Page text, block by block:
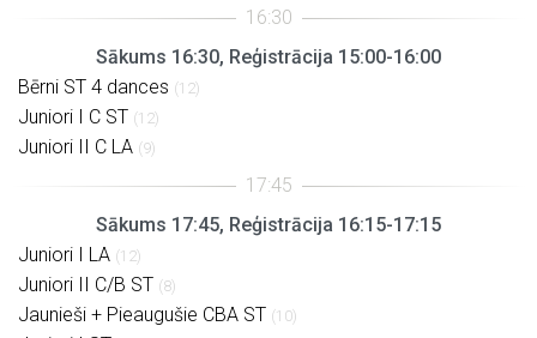
Sākums 16:30, Reģistrācija 15:00-16:00
Bērni ST 4 dances (12)
Juniori I C ST (12)
Juniori II C LA (9)
Sākums 17:45, Reģistrācija 16:15-17:15
Juniori I LA (12)
Juniori II C/B ST (8)
Jaunieši + Pieaugušie CBA ST (10)